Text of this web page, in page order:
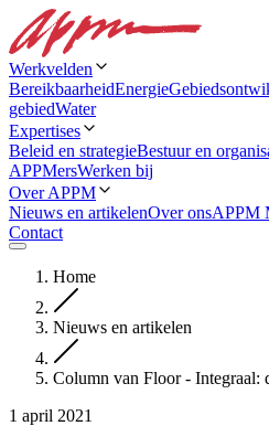
Werkvelden
BereikbaarheidEnergie
gebiedWater
Expertises
Beleid en strategieBestuur en
APPMersWerken bij
Over APPM
Nieuws en artikelenOver onsAPPM
Contact
Home
Nieuws en artikelen
Column van Floor - Integraal:
1 april 2021